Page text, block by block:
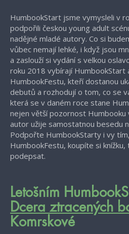
HumbookStart jsme vymysleli v
podpořili českou young adult
nadějné mladé autory. Co si
vůbec nemají lehké, i když jsou
a zaslouží si vydání s velkou
roku 2018 vybírají HumbookStart
HumbookFestu, kteří dostanou
debutů a rozhodují o tom, co se
která se v daném roce stane
nejen větší pozornost Humbooku
autor užije samostatnou besedu
Podpořte HumbookStarty i vy
HumbookFestu, koupíte si
podepsat.
Letošním
Dcera ztracených
Komrskové